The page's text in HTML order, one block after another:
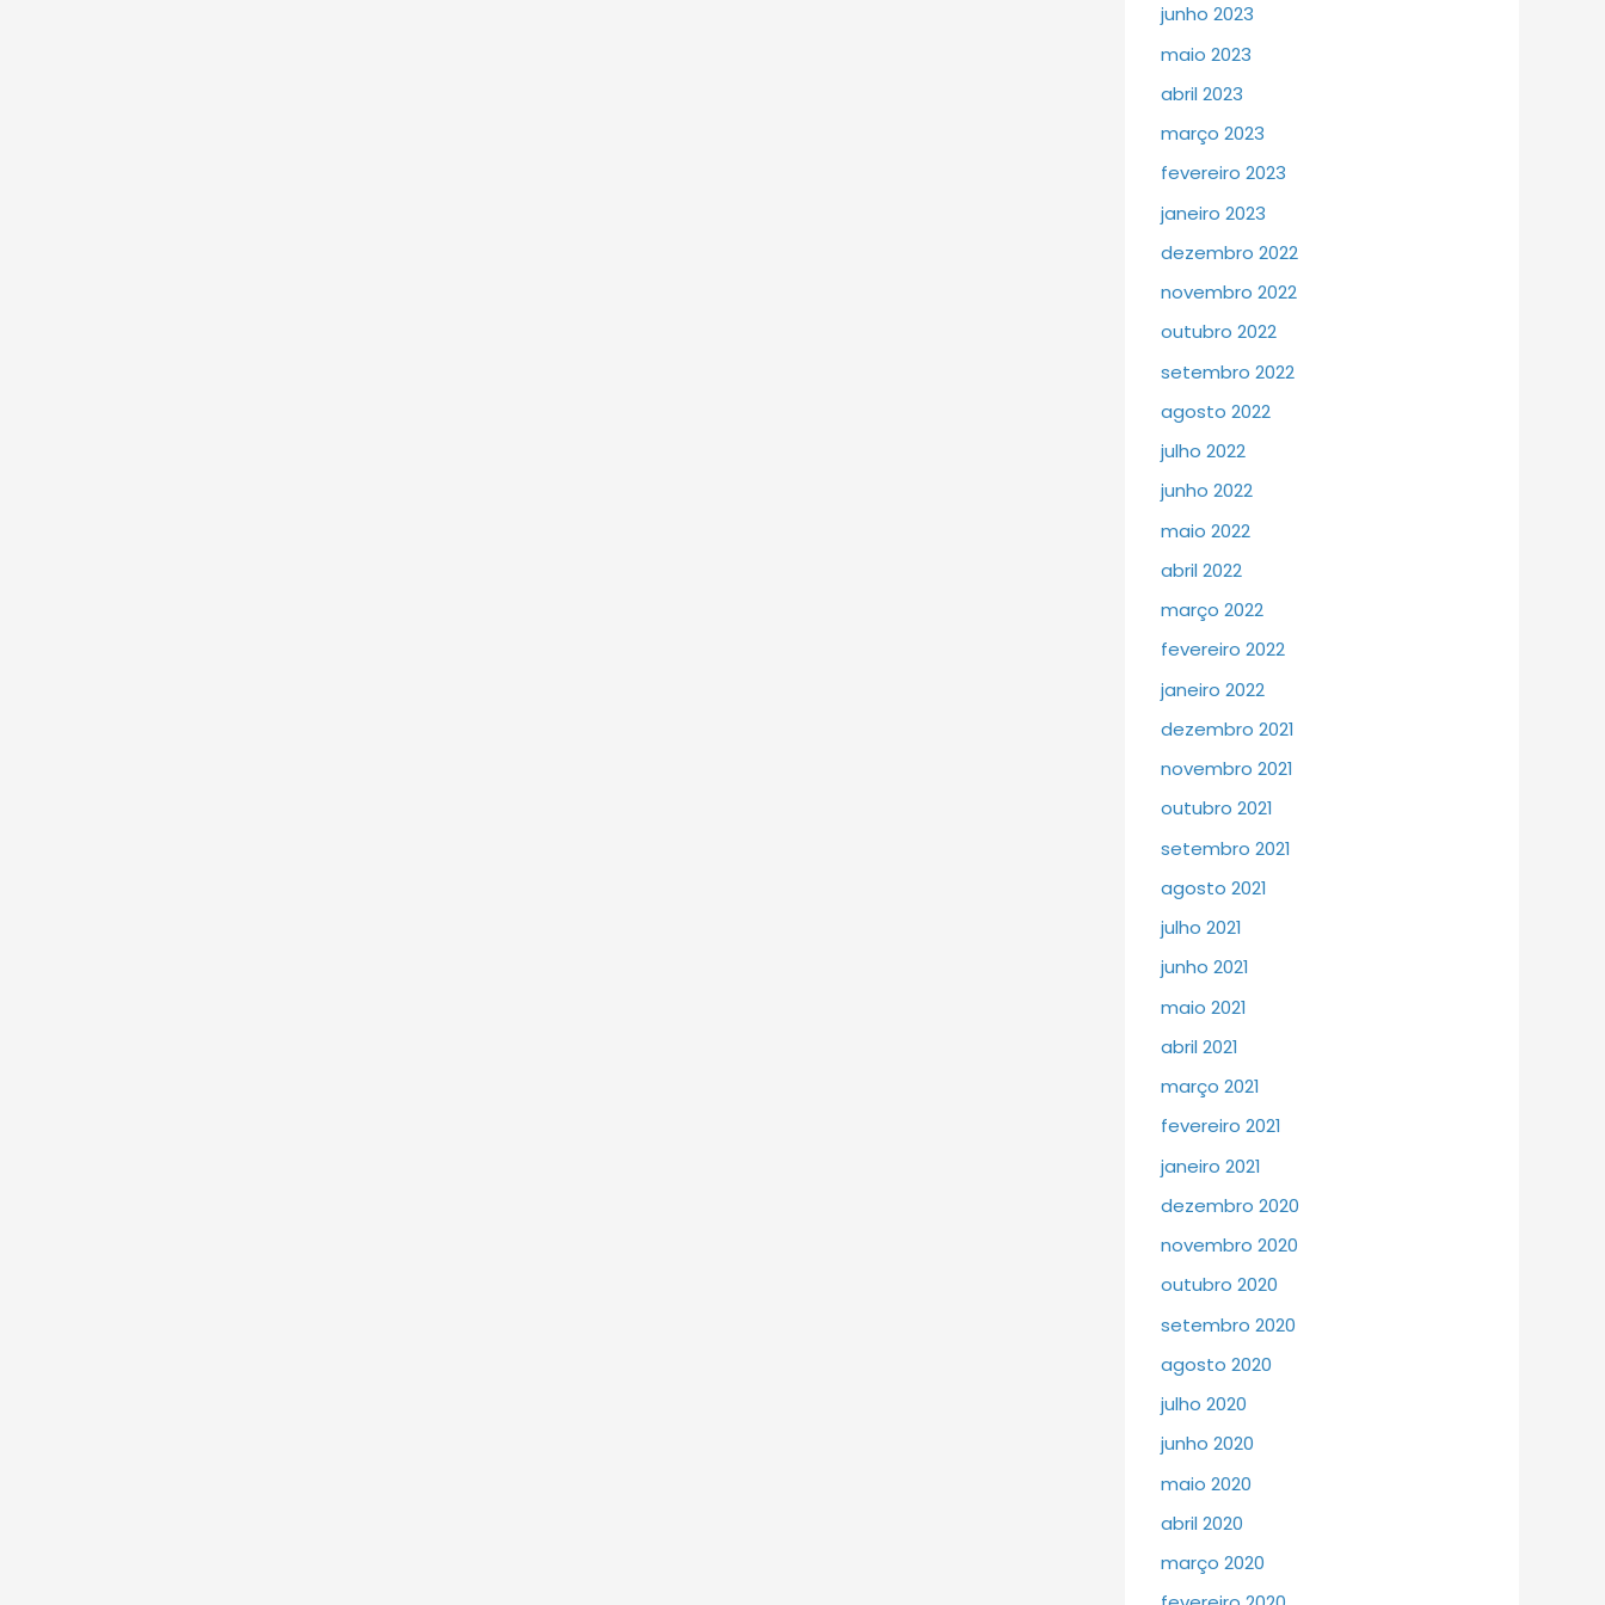
junho 2023
maio 2023
abril 2023
março 2023
fevereiro 2023
janeiro 2023
dezembro 2022
novembro 2022
outubro 2022
setembro 2022
agosto 2022
julho 2022
junho 2022
maio 2022
abril 2022
março 2022
fevereiro 2022
janeiro 2022
dezembro 2021
novembro 2021
outubro 2021
setembro 2021
agosto 2021
julho 2021
junho 2021
maio 2021
abril 2021
março 2021
fevereiro 2021
janeiro 2021
dezembro 2020
novembro 2020
outubro 2020
setembro 2020
agosto 2020
julho 2020
junho 2020
maio 2020
abril 2020
março 2020